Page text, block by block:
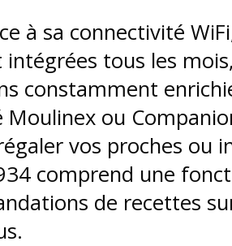
à sa connectivité
tous les
constamment
ou
vos proches ou
comprend une
de recettes